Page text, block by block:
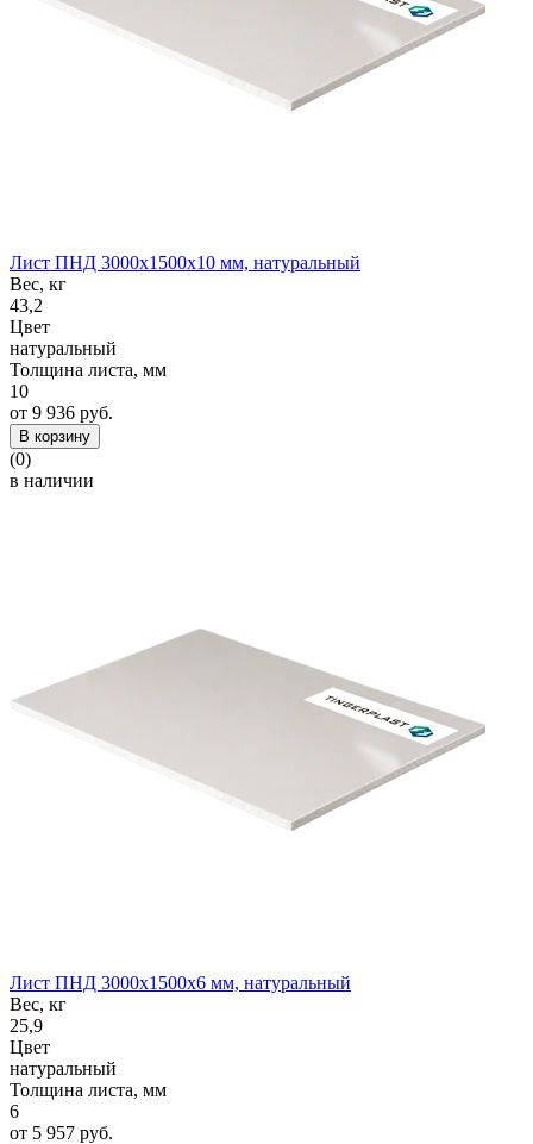
Лист ПНД 3000x1500x10 мм, натуральный
Вес, кг
43,2
Цвет
натуральный
Толщина листа, мм
10
от 9 936 руб.
В корзину
(0)
в наличии
Лист ПНД 3000x1500x6 мм, натуральный
Вес, кг
25,9
Цвет
натуральный
Толщина листа, мм
6
от 5 957 руб.